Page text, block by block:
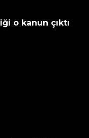
o kanun çıktı